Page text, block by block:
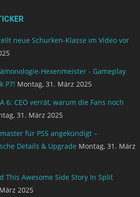
neue Schurken-Klasse im Video vor
Hexenmeister - Gameplay
P7! Montag, 31. März 2025
6: CEO verrät, warum die Fans noch
31. März 2025
für PS5 angekündigt –
Details & Upgrade Montag, 31. März
This Awesome Side Story In Split
2025